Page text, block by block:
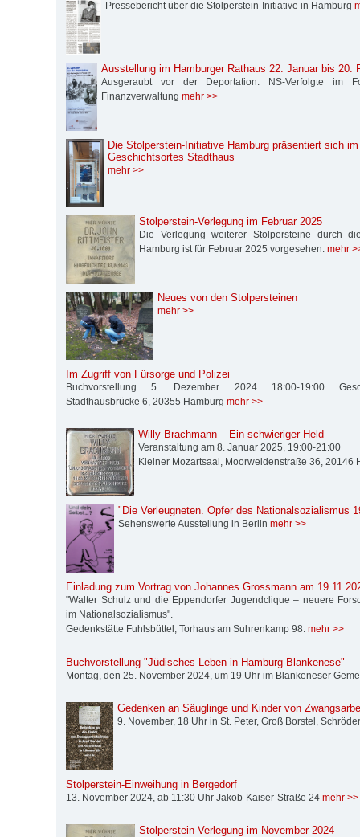
Pressebericht über die Stolperstein-Initiative in Hamburg
Ausstellung im Hamburger Rathaus 22. Januar bis 20.
Ausgeraubt vor der Deportation. NS-Verfolgte im
Finanzverwaltung mehr >>
Die Stolperstein-Initiative Hamburg präsentiert sich
Geschichtsortes Stadthaus
mehr >>
Stolperstein-Verlegung im Februar 2025
Die Verlegung weiterer Stolpersteine durch
Hamburg ist für Februar 2025 vorgesehen. mehr
Neues von den Stolpersteinen
mehr >>
Im Zugriff von Fürsorge und Polizei
Buchvorstellung 5. Dezember 2024 18:00-19:00
Stadthausbrücke 6, 20355 Hamburg mehr >>
Willy Brachmann – Ein schwieriger Held
Veranstaltung am 8. Januar 2025, 19:00-21:00
Kleiner Mozartsaal, Moorweidenstraße 36, 20146
"Die Verleugneten. Opfer des Nationalsozialismus
Sehenswerte Ausstellung in Berlin mehr >>
Einladung zum Vortrag von Johannes Grossmann am
"Walter Schulz und die Eppendorfer Jugendclique – neuere
im Nationalsozialismus".
Gedenkstätte Fuhlsbüttel, Torhaus am Suhrenkamp 98. mehr >>
Buchvorstellung "Jüdisches Leben in Hamburg-Blankenese"
Montag, den 25. November 2024, um 19 Uhr im Blankeneser
Gedenken an Säuglinge und Kinder von
9. November, 18 Uhr in St. Peter, Groß Borstel,
Stolperstein-Einweihung in Bergedorf
13. November 2024, ab 11:30 Uhr Jakob-Kaiser-Straße 24 mehr >>
Stolperstein-Verlegung im November 2024